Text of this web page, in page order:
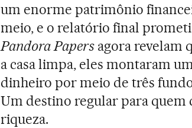
um enorme patrimônio
meio, e o relatório final
Pandora Papers agora revelam
a casa limpa, eles montaram
dinheiro por meio de três
Um destino regular para quem
riqueza.